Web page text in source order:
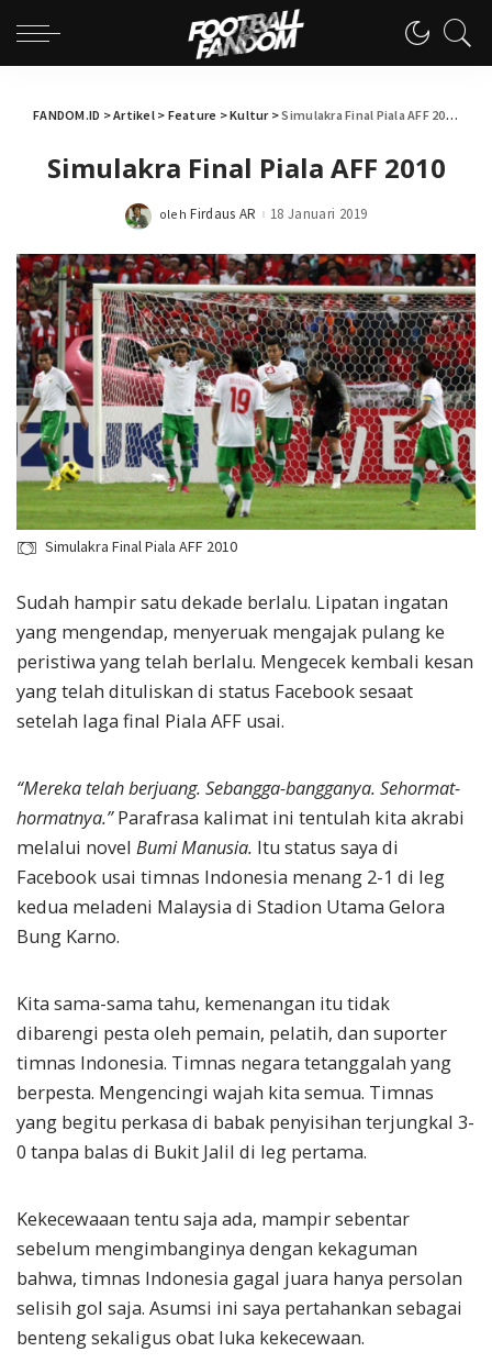
FANDOM.ID >Artikel> Feature >Kultur>Simulakra Final Piala AFF 2010
Simulakra Final Piala AFF 2010
Posted
oleh Firdaus AR 18 Januari 2019
Simulakra Final Piala AFF 2010
Sudah hampir satu dekade berlalu. Lipatan ingatan
yang mengendap, menyeruak mengajak pulang ke
peristiwa yang telah berlalu. Mengecek kembali kesan
yang telah dituliskan di status Facebook sesaat
setelah laga final Piala AFF usai.
“Mereka telah berjuang. Sebangga-bangganya. Sehormat-
hormatnya.”Parafrasa kalimat ini tentulah kita akrabi
melalui novel Bumi Manusia. Itu status saya di
Facebook usai timnas Indonesia menang 2-1 di leg
kedua meladeni Malaysia di Stadion Utama Gelora
Bung Karno.
Kita sama-sama tahu, kemenangan itu tidak
dibarengi pesta oleh pemain, pelatih, dan suporter
timnas Indonesia. Timnas negara tetanggalah yang
berpesta. Mengencingi wajah kita semua. Timnas
yang begitu perkasa di babak penyisihan terjungkal 3-
0 tanpa balas di Bukit Jalil di leg pertama.
Kekecewaaan tentu saja ada, mampir sebentar
sebelum mengimbanginya dengan kekaguman
bahwa, timnas Indonesia gagal juara hanya persolan
selisih gol saja. Asumsi ini saya pertahankan sebagai
benteng sekaligus obat luka kekecewaan.